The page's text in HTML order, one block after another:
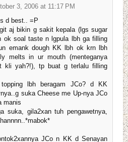
3, 2006 at 11:17 PM
d best.. =P
aj bikin g sakit kepala (lgs sugar
ok soal taste n lgpula lbh ga filling
emank dough KK lbh ok krn lbh
melts in ur mouth (menteganya
kli yah?!), tp buat g terlalu filling
lbh beragam JCo? d KK
suka Cheese me Up-nya JCo
manis
suka, gila2xan tuh pengawetnya,
JCo n KK d Senayan